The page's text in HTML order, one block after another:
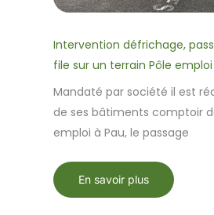
Intervention défrichage,
file sur un terrain Pôle emploi
Mandaté par société il est
de ses bâtiments comptoir
emploi à Pau, le passage
En savoir plus